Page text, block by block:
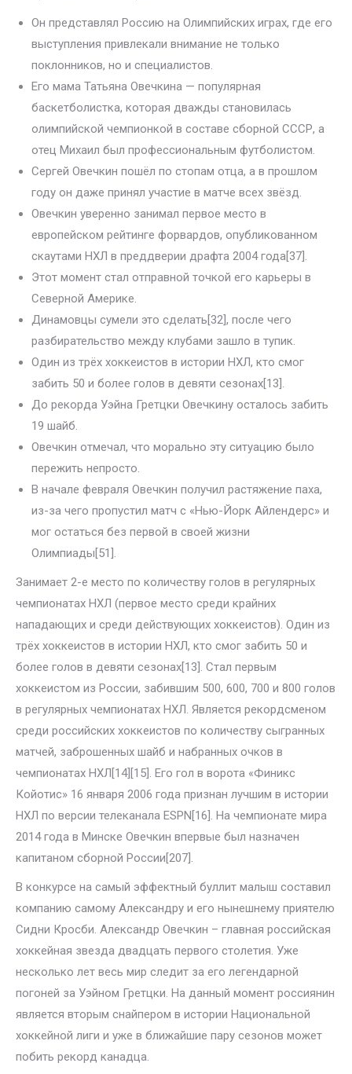
Он представлял Россию на Олимпийских играх, где его
выступления привлекали внимание не только
поклонников, но и специалистов.
Его мама Татьяна Овечкина — популярная
баскетболистка, которая дважды становилась
олимпийской чемпионкой в составе сборной СССР, а
отец Михаил был профессиональным футболистом.
Сергей Овечкин пошёл по стопам отца, а в прошлом
году он даже принял участие в матче всех звёзд.
Овечкин уверенно занимал первое место в
европейском рейтинге форвардов, опубликованном
скаутами НХЛ в преддверии драфта 2004 года[37].
Этот момент стал отправной точкой его карьеры в
Северной Америке.
Динамовцы сумели это сделать[32], после чего
разбирательство между клубами зашло в тупик.
Один из трёх хоккеистов в истории НХЛ, кто смог
забить 50 и более голов в девяти сезонах[13].
До рекорда Уэйна Гретцки Овечкину осталось забить
19 шайб.
Овечкин отмечал, что морально эту ситуацию было
пережить непросто.
В начале февраля Овечкин получил растяжение паха,
из-за чего пропустил матч с «Нью-Йорк Айлендерс» и
мог остаться без первой в своей жизни
Олимпиады[51].
Занимает 2-е место по количеству голов в регулярных
чемпионатах НХЛ (первое место среди крайних
нападающих и среди действующих хоккеистов). Один из
трёх хоккеистов в истории НХЛ, кто смог забить 50 и
более голов в девяти сезонах[13]. Стал первым
хоккеистом из России, забившим 500, 600, 700 и 800 голов
в регулярных чемпионатах НХЛ. Является рекордсменом
среди российских хоккеистов по количеству сыгранных
матчей, заброшенных шайб и набранных очков в
чемпионатах НХЛ[14][15]. Его гол в ворота «Финикс
Койотис» 16 января 2006 года признан лучшим в истории
НХЛ по версии телеканала ESPN[16]. На чемпионате мира
2014 года в Минске Овечкин впервые был назначен
капитаном сборной России[207].
В конкурсе на самый эффектный буллит малыш составил
компанию самому Александру и его нынешнему приятелю
Сидни Кросби. Александр Овечкин – главная российская
хоккейная звезда двадцать первого столетия. Уже
несколько лет весь мир следит за его легендарной
погоней за Уэйном Гретцки. На данный момент россиянин
является вторым снайпером в истории Национальной
хоккейной лиги и уже в ближайшие пару сезонов может
побить рекорд канадца.